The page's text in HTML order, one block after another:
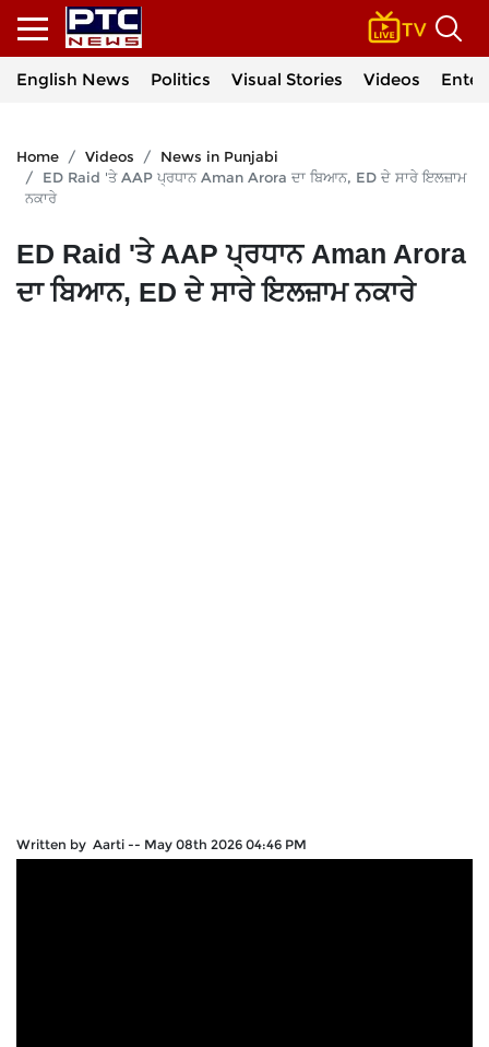
English News Politics Visual Stories Videos
Home Videos
News in Punjabi
ED Raid 'ਤੇ AAP ਪ੍ਰਧਾਨ Aman Arora ਦਾ ਬਿਆਨ, ED ਦੇ ਸਾਰੇ ਇਲਜ਼ਾਮ
ਨਕਾਰੇ
ED Raid 'ਤੇ AAP ਪ੍ਰਧਾਨ Aman Arora
ਦਾ ਬਿਆਨ, ED ਦੇ ਸਾਰੇ ਇਲਜ਼ਾਮ ਨਕਾਰੇ
Written by Aarti -- May 08th 2026 04:46 PM